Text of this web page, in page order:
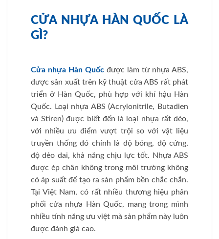
CỬA NHỰA HÀN QUỐC LÀ
GÌ?
Cửa nhựa Hàn Quốc được làm từ nhựa ABS,
được sản xuất trên kỹ thuật cửa ABS rất phát
triển ở Hàn Quốc, phù hợp với khí hậu Hàn
Quốc. Loại nhựa ABS (Acrylonitrile, Butadien
và Stiren) được biết đến là loại nhựa rất dẻo,
với nhiều ưu điểm vượt trội so với vật liệu
truyền thống đó chính là độ bóng, độ cứng,
độ dẻo dai, khả năng chịu lực tốt. Nhựa ABS
được ép chân không trong môi trường không
có áp suất để tạo ra sản phẩm bền chắc chắn.
Tại Việt Nam, có rất nhiều thương hiệu phân
phối cửa nhựa Hàn Quốc, mang trong mình
nhiều tính năng ưu việt mà sản phẩm này luôn
được đánh giá cao.